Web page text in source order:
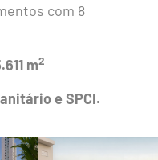
com 8
m2
e SPCI.